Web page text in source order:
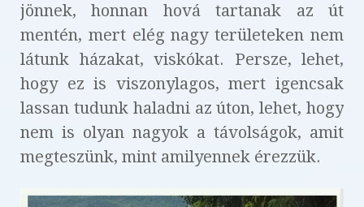
jönnek, honnan hová tartanak az út
mentén, mert elég nagy területeken nem
látunk házakat, viskókat. Persze, lehet,
hogy ez is viszonylagos, mert igencsak
lassan tudunk haladni az úton, lehet, hogy
nem is olyan nagyok a távolságok, amit
megteszünk, mint amilyennek érezzük.